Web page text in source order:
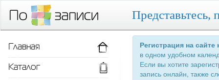
Представьтесь,
Регистрация на
в одном удобном
Если вы хотите
запись онлайн, также
Главная
Каталог